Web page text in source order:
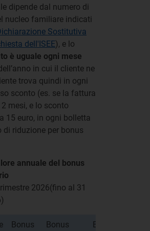
dipende dal numero di
nucleo familiare indicati
Sostitutiva
dell'ISEE), e lo
è uguale ogni mese
in cui il cliente ne
trova quindi in ogni
sconto (es. se la fattura
mesi, e lo sconto
15 euro, in ogni bolletta
di riduzione per bonus
annuale del bonus
2026(fino al 31
Bonus
Bonus
Bonus